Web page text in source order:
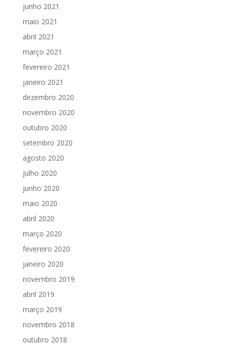
junho 2021
maio 2021
abril 2021
março 2021
fevereiro 2021
janeiro 2021
dezembro 2020
novembro 2020
outubro 2020
setembro 2020
agosto 2020
julho 2020
junho 2020
maio 2020
abril 2020
março 2020
fevereiro 2020
janeiro 2020
novembro 2019
abril 2019
março 2019
novembro 2018
outubro 2018